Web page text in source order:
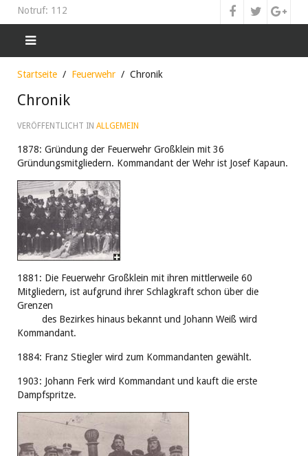
Notruf: 112
Startseite Feuerwehr Chronik
Chronik
VERÖFFENTLICHT IN ALLGEMEIN
1878: Gründung der Feuerwehr Großklein mit 36
Gründungsmitgliedern. Kommandant der Wehr ist Josef Kapaun.
1881: Die Feuerwehr Großklein mit ihren mittlerweile 60
Mitgliedern, ist aufgrund ihrer Schlagkraft schon über die
Grenzen
des Bezirkes hinaus bekannt und Johann Weiß wird
Kommandant.
1884: Franz Stiegler wird zum Kommandanten gewählt.
1903: Johann Ferk wird Kommandant und kauft die erste
Dampfspritze.